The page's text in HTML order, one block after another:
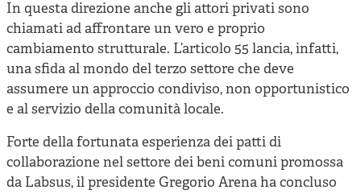
In questa direzione anche gli attori privati sono
chiamati ad affrontare un vero e proprio
cambiamento strutturale. L’articolo 55 lancia, infatti,
una sfida al mondo del terzo settore che deve
assumere un approccio condiviso, non opportunistico
e al servizio della comunità locale.
Forte della fortunata esperienza dei patti di
collaborazione nel settore dei beni comuni promossa
da Labsus, il presidente Gregorio Arena ha concluso